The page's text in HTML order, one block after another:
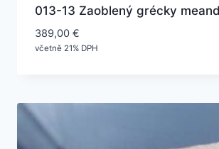
013-13 Zaoblený grécky
389,00 €
včetně 21% DPH